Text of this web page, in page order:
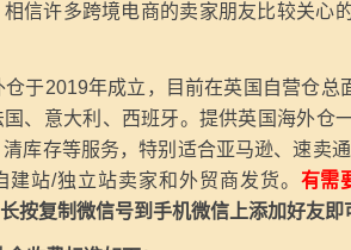
相信许多跨境电商的卖家朋友比较关心
仓于2019年成立，目前在英国自营仓总
、意大利、西班牙。提供英国海外仓
库存等服务，特别适合亚马逊、速卖
建站/独立站卖家和外贸商发货。 有需
按复制微信号到手机微信上添加好友